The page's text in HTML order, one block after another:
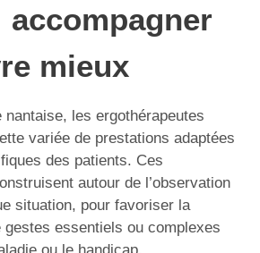
accompagner
mieux
nantaise, les ergothérapeutes
variée de prestations adaptées
des patients. Ces
autour de l’observation
situation, pour favoriser la
gestes essentiels ou complexes